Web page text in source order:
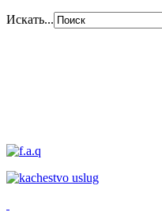
Искать...